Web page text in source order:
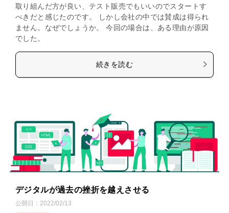
取り組んだ方が良い、テスト販売でもいいのでスタートす
べきだと感じたのです。 しかし会社の中では賛成は得られ
ません。なぜでしょうか。 今回の場合は、ある理由が原因
でした。
続きを読む
デジタルが過去の挫折を越えさせる
公開日： 2022/02/13